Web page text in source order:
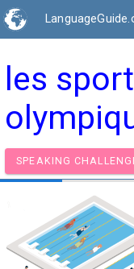
les
SPEAKING